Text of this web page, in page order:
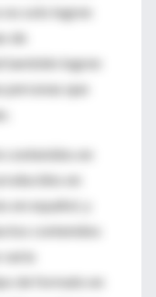
solo logren
de
también logren
que
contenidos en
en
en español, y
contenidos
de formato en